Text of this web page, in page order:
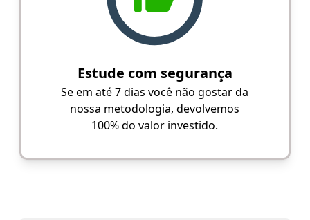
Estude com segurança
Se em até 7 dias você não gostar da
nossa metodologia, devolvemos
100% do valor investido.